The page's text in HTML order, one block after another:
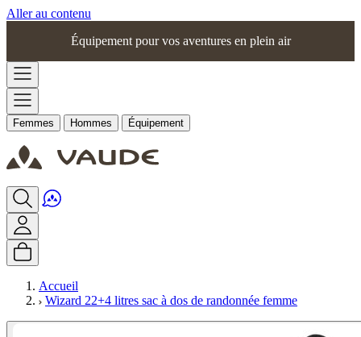
Aller au contenu
Équipement pour vos aventures en plein air
Femmes Hommes Équipement
Accueil
Wizard 22+4 litres sac à dos de randonnée femme